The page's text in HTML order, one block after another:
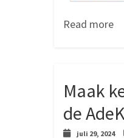
Read more
Maak
de
juli 29, 2024